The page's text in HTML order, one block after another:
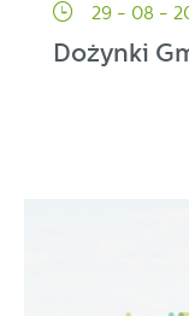
29 - 08 -
Dożynki